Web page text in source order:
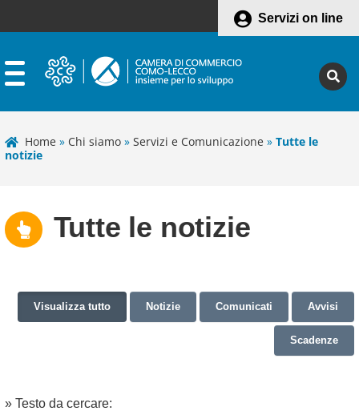
Servizi on line
Home » Chi siamo » Servizi e Comunicazione » Tutte le
notizie
Tutte le notizie
Visualizza tutto Notizie Comunicati Avvisi
Scadenze
» Testo da cercare: